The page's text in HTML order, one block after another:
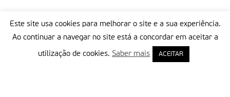
Este site usa cookies para melhorar o site e a sua experiência.
Ao continuar a navegar no site está a concordar em aceitar a
utilização de cookies. Saber mais ACEITAR